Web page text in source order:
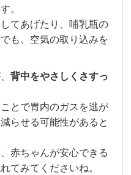
。
てあげたり、哺乳瓶の
も、空気の取り込みを
背中をやさしくさすっ
とで胃内のガスを逃が
らせる可能性があると
赤ちゃんが安心できる
てみてくださいね。